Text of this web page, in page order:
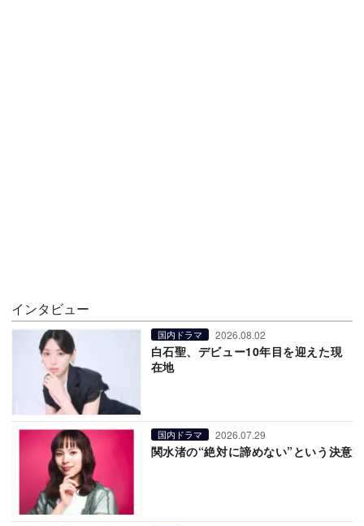
インタビュー
国内ドラマ 2026.08.02
白石聖、デビュー10年目を迎えた現
在地
国内ドラマ 2026.07.29
関水渚の“絶対に諦めない”という決意